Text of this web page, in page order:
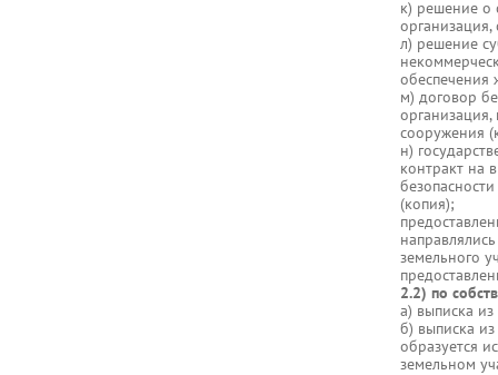
к) решение о
л) решение
м) договор
сооружения
н)
контракт на
(копия);
земельного
2.2) по
а) выписка
б) выписка
образуется
земельном